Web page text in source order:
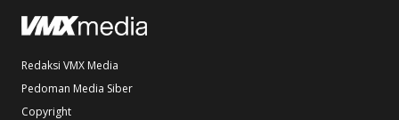
Redaksi VMX Media
Pedoman Media Siber
Copyright